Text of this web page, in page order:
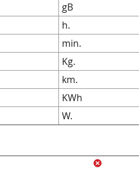
gB
h.
min.
Kg.
km.
KWh
W.